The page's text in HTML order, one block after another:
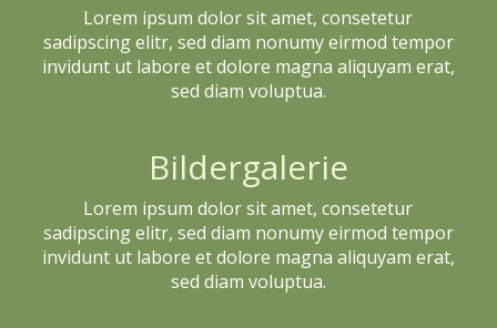
Lorem ipsum dolor sit amet, consetetur
sadipscing elitr, sed diam nonumy eirmod tempor
invidunt ut labore et dolore magna aliquyam erat,
sed diam voluptua.
Bildergalerie
Lorem ipsum dolor sit amet, consetetur
sadipscing elitr, sed diam nonumy eirmod tempor
invidunt ut labore et dolore magna aliquyam erat,
sed diam voluptua.